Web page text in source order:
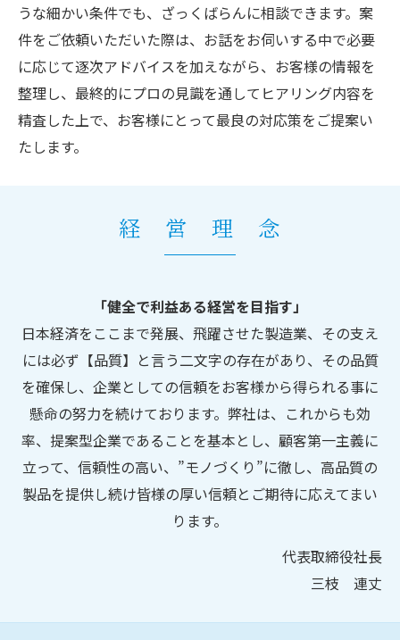
うな細かい条件でも、ざっくばらんに相談できます。案
件をご依頼いただいた際は、お話をお伺いする中で必要
に応じて逐次アドバイスを加えながら、お客様の情報を
整理し、最終的にプロの見識を通してヒアリング内容を
精査した上で、お客様にとって最良の対応策をご提案い
たします。
経 営 理 念
「健全で利益ある経営を目指す」
日本経済をここまで発展、飛躍させた製造業、その支え
には必ず【品質】と言う二文字の存在があり、その品質
を確保し、企業としての信頼をお客様から得られる事に
懸命の努力を続けております。弊社は、これからも効
率、提案型企業であることを基本とし、顧客第一主義に
立って、信頼性の高い、”モノづくり”に徹し、高品質の
製品を提供し続け皆様の厚い信頼とご期待に応えてまい
ります。
代表取締役社長
三枝 連丈